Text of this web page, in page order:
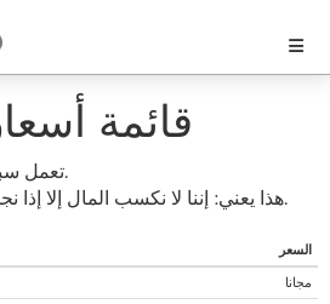
قائمة
تعمل سبونسو على أساس العمولة.
هذا يعني: إننا لا نكسب المال إلا إذا نجحنا في العثور على راعٍ لك.
السعر
مجانا